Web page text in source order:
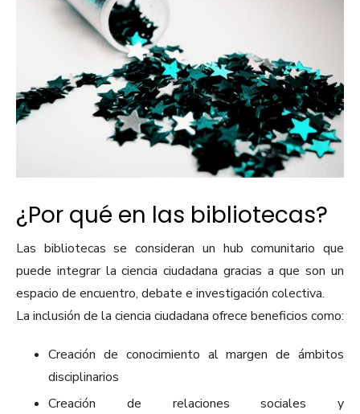
¿Por qué en las bibliotecas?
Las bibliotecas se consideran un hub comunitario que
puede integrar la ciencia ciudadana gracias a que son un
espacio de encuentro, debate e investigación colectiva.
La inclusión de la ciencia ciudadana ofrece beneficios como:
Creación de conocimiento al margen de ámbitos
disciplinarios
Creación de relaciones sociales y